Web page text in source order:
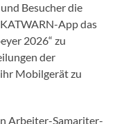
Besucher die
App das
2026“ zu
der
Mobilgerät zu
Arbeiter-Samariter-